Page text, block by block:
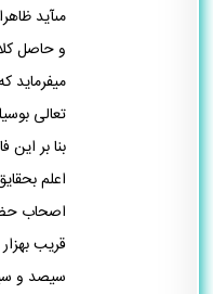
مى‏آيد
و حاصل
ميفرمايد
تعالى
بنا بر
اعلم
اصحاب
قريب
سيصد و